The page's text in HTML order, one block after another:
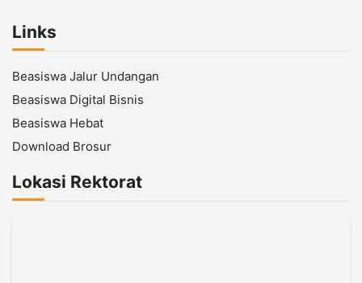
Links
Beasiswa Jalur Undangan
Beasiswa Digital Bisnis
Beasiswa Hebat
Download Brosur
Lokasi Rektorat